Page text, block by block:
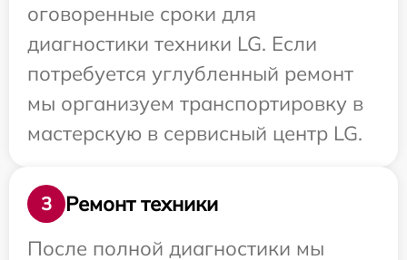
оговоренные сроки для
диагностики техники LG. Если
потребуется углубленный ремонт
мы организуем транспортировку в
мастерскую в сервисный центр LG.
3
Ремонт техники
После полной диагностики мы